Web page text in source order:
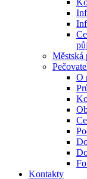
Městská
O
Kontakty